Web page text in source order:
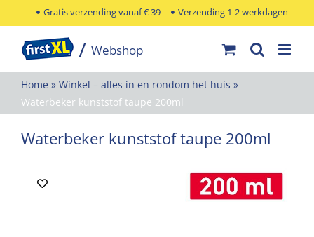
naar
inhoud
Gratis verzending vanaf € 39 Verzending 1-2 werkdagen
Home » Winkel – alles in en rondom het huis »
Waterbeker kunststof taupe 200ml
Waterbeker kunststof taupe 200ml